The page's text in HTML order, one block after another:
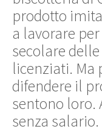
prodotto
a lavorare
secolare
licenziati. Ma
difendere il
sentono loro.
senza salario.